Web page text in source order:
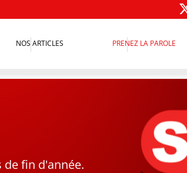
NOS ARTICLES PRENEZ LA PAROLE
de fin d'année.